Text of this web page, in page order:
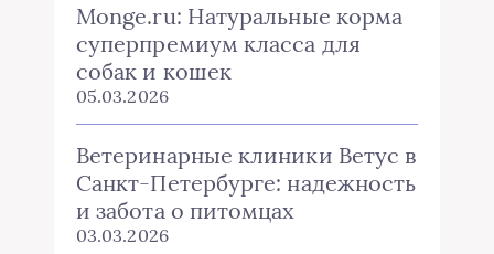
Monge.ru: Натуральные корма
суперпремиум класса для
собак и кошек
05.03.2026
Ветеринарные клиники Ветус в
Санкт-Петербурге: надежность
и забота о питомцах
03.03.2026